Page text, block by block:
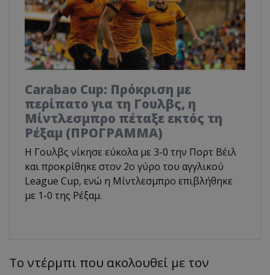
Carabao Cup: Πρόκριση με
περίπατο για τη Γουλβς, η
Μίντλεσμπρο πέταξε εκτός τη
Ρέξαμ (ΠΡΟΓΡΑΜΜΑ)
Η Γουλβς νίκησε εύκολα με 3-0 την Πορτ Βέιλ
και προκρίθηκε στον 2ο γύρο του αγγλικού
League Cup, ενώ η Μίντλεσμπρο επιβλήθηκε
με 1-0 της Ρέξαμ.
Το ντέρμπι που ακολουθεί με τον